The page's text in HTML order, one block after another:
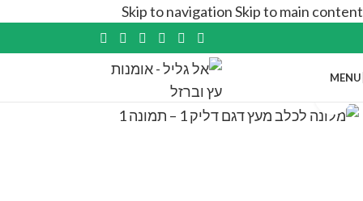
Skip to navigationSkip to main content
MENU
Click to enlarge